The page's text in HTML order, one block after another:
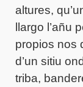
altures,
llargo l’añu
propios nos
d’un sitiu
triba,